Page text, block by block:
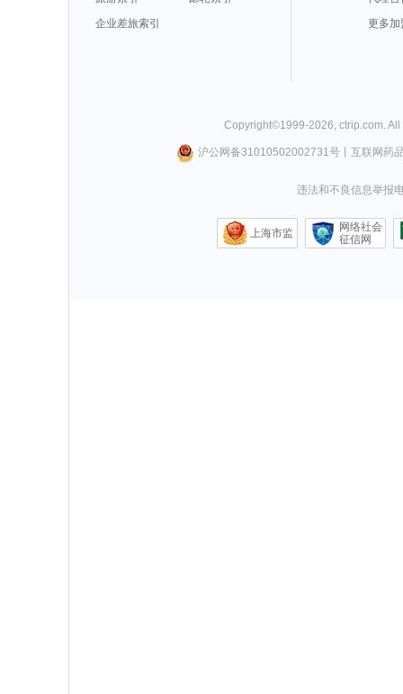
企业差旅索引
更多加
Copyright©1999-2026 ctrip.com .
沪公网备31010502002731号丨 互联网药
违法和不良信息举报
上海市监
网络社会
征信网